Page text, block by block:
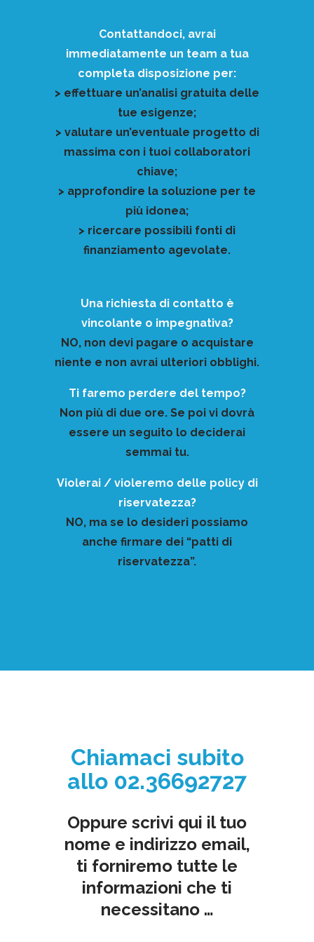
Contattandoci, avrai
immediatamente un team a tua
completa disposizione per:
> effettuare un’analisi gratuita delle
tue esigenze;
> valutare un’eventuale progetto di
massima con i tuoi collaboratori
chiave;
> approfondire la soluzione per te
più idonea;
> ricercare possibili fonti di
finanziamento agevolate.
Una richiesta di contatto è
vincolante o impegnativa?
NO, non devi pagare o acquistare
niente e non avrai ulteriori obblighi.
Ti faremo perdere del tempo?
Non più di due ore. Se poi vi dovrà
essere un seguito lo deciderai
semmai tu.
Violerai / violeremo delle policy di
riservatezza?
NO, ma se lo desideri possiamo
anche firmare dei “patti di
riservatezza”.
Chiamaci subito
allo 02.36692727
Oppure scrivi qui il tuo
nome e indirizzo email,
ti forniremo tutte le
informazioni che ti
necessitano …